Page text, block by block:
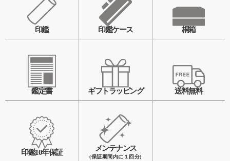
印鑑 印鑑ケース 桐箱
鑑定書 ギフトラッピング 送料無料
印鑑10年保証 メンテナンス
(保証期間内に１回分)